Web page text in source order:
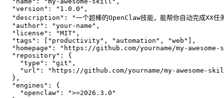
  "version": "1.0.0",
"description": "一个超棒的OpenClaw技能，能帮你自动完成XX任
  "author": "your-name",
  "license": "MIT",
  "tags": ["productivity", "automation", "web"],
"homepage": "https://github.com/yourname/my-awesome-
  "repository": {
    "type": "git",
"url": "https://github.com/yourname/my-awesome-
  },
  "engines": {
    "openclaw": ">=2026.3.0"